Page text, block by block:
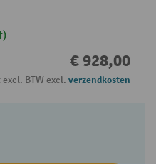
€ 928,00
excl. BTW excl. verzendkosten